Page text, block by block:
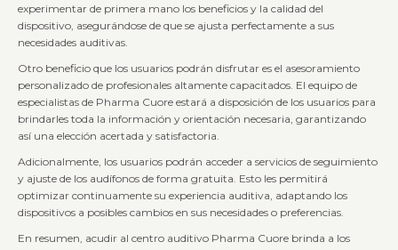
experimentar de primera mano los beneficios y la calidad del
dispositivo, asegurándose de que se ajusta perfectamente a sus
necesidades auditivas.
Otro beneficio que los usuarios podrán disfrutar es el asesoramiento
personalizado de profesionales altamente capacitados. El equipo de
especialistas de Pharma Cuore estará a disposición de los usuarios para
brindarles toda la información y orientación necesaria, garantizando
así una elección acertada y satisfactoria.
Adicionalmente, los usuarios podrán acceder a servicios de seguimiento
y ajuste de los audífonos de forma gratuita. Esto les permitirá
optimizar continuamente su experiencia auditiva, adaptando los
dispositivos a posibles cambios en sus necesidades o preferencias.
En resumen, acudir al centro auditivo Pharma Cuore brinda a los